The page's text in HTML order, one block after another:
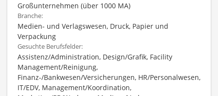
Großunternehmen (über 1000 MA)
Branche:
Medien- und Verlagswesen, Druck, Papier und
Verpackung
Gesuchte Berufsfelder:
Assistenz/Administration, Design/Grafik, Facility
Management/Reinigung,
Finanz-/Bankwesen/Versicherungen, HR/Personalwesen,
IT/EDV, Management/Koordination,